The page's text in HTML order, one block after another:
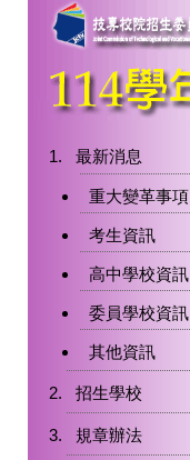
最新消息
重大變革事項
考生資訊
高中學校資訊
委員學校資訊
其他資訊
招生學校
規章辦法